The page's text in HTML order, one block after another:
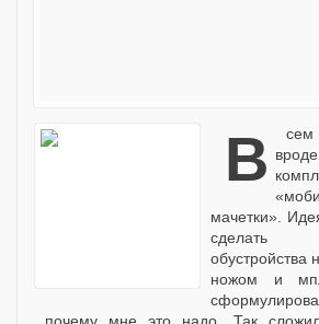
Всем привет! Ну
мачетки».
сделать
обустройства
ножом и
почему мне это надо. Так